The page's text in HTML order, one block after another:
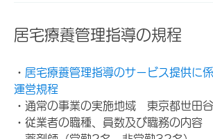
居宅療養管理指導の規程
・ 居宅療養管理指導のサービス提供に
運営規程
・通常の事業の実施地域 東京都世田
・従業者の職種、員数及び職務の内容